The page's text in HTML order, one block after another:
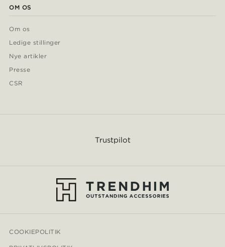
OM OS
Om os
Ledige stillinger
Nye artikler
Presse
CSR
Trustpilot
COOKIEPOLITIK